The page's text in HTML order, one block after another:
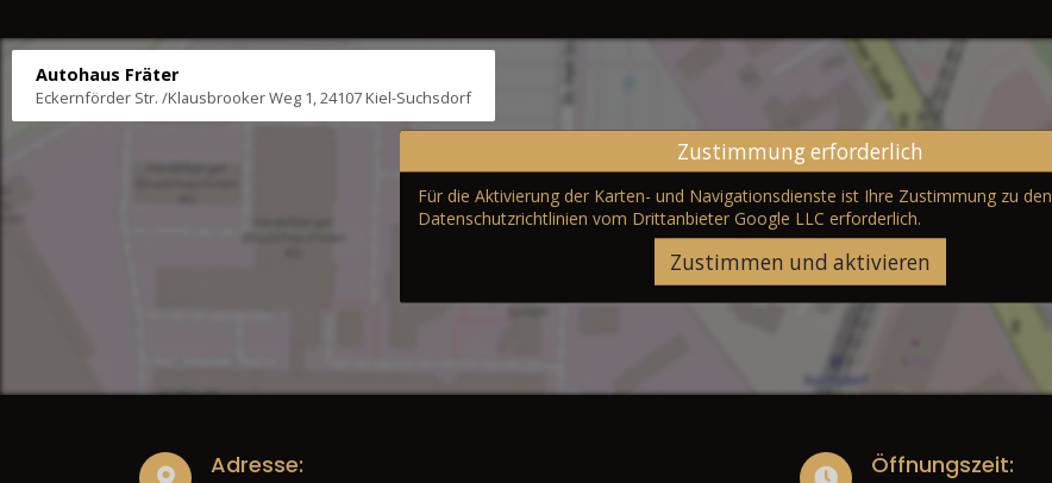
Autohaus Fräter
Eckernförder Str. /Klausbrooker Weg 1, 24107 Kiel-Suchsdorf
Zustimmung erforderlich
Für die Aktivierung der Karten- und Navigationsdienste ist Ihre Zustimmung zu den
Datenschutzrichtlinien vom Drittanbieter Google LLC erforderlich.
Zustimmen und aktivieren
Adresse: Öffnungszeit: